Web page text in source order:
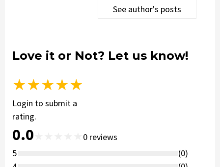
See author's posts
Love it or Not? Let us know!
★★★★★
Login to submit a
rating.
0.0 0 reviews
5
(0)